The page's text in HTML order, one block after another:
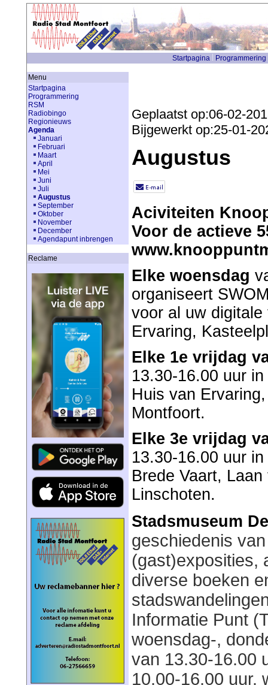
Startpagina Programmering
Menu
Startpagina
Programmering
RSM
Radiobingo
Regionieuws
Agenda
Januari
Februari
Maart
April
Mei
Juni
Juli
Augustus
September
Oktober
November
December
Agendapunt inbrengen
Reclame
Geplaatst op:06-02-
Bijgewerkt op:25-01-
Augustus
Aciviteiten
Voor de actieve
Elke woensdag
organiseert
voor al uw
Ervaring,
Elke 1e vrijdag
13.30-16.00 uur
Huis van
Montfoort.
Elke 3e vrijdag
13.30-16.00 uur
Brede Vaart,
Linschoten.
Stadsmuseum
geschiedenis
(gast)exposities,
diverse boeken
Informatie Punt
woensdag-,
van 13.30-16.00
10.00-16.00 uur.